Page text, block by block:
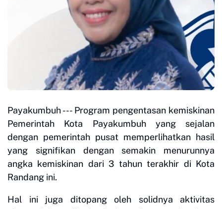
Payakumbuh --- Program pengentasan kemiskinan
Pemerintah Kota Payakumbuh yang sejalan
dengan pemerintah pusat memperlihatkan hasil
yang signifikan dengan semakin menurunnya
angka kemiskinan dari 3 tahun terakhir di Kota
Randang ini.
Hal ini juga ditopang oleh solidnya aktivitas